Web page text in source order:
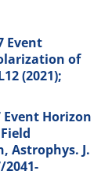
Event
of
(2021);
Event Horizon
Astrophys. J.
2041-